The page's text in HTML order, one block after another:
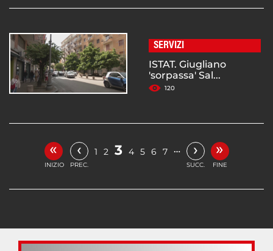
SERVIZI
ISTAT. Giugliano
'sorpassa' Sal...
120
«
INIZIO
‹
PREC.
1 2 3 4 5 6 7 … ›
SUCC.
»
FINE